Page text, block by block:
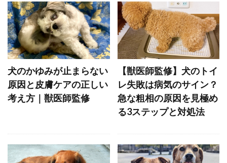
予防法
予防注射 予防策
予防薬
事故
二次感染
交換トレーニング
人獣共通感染症
人畜共通感染症
介護
代替行動
代替避難方法
代謝異常
以心伝心
休憩
会陰ヘルニア
伸縮リード
低カロリー
低脂肪
体力
体型
体温
体温上昇 体温維持
体温調整
体温調節
体罰 体臭
体調不良
犬のかゆみが止まらない
原因と皮膚ケアの正しい
考え方｜獣医師監修
【獣医師監修】犬のトイ
レ失敗は病気のサイン？
急な粗相の原因を見極め
る3ステップと対処法